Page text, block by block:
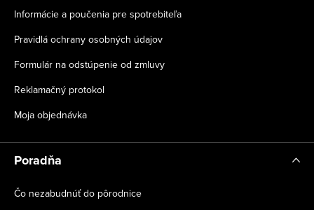
Informácie a poučenia pre spotrebiteľa
Pravidlá ochrany osobných údajov
Formulár na odstúpenie od zmluvy
Reklamačný protokol
Moja objednávka
Poradňa
Čo nezabudnúť do pôrodnice